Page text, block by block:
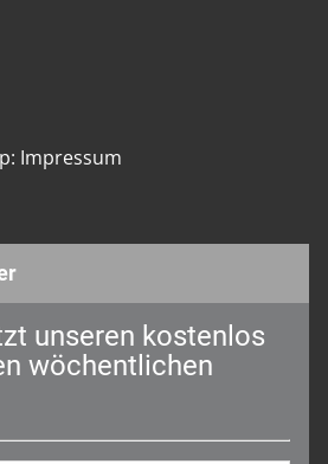
Impressum
unseren kostenlos
wöchentlichen